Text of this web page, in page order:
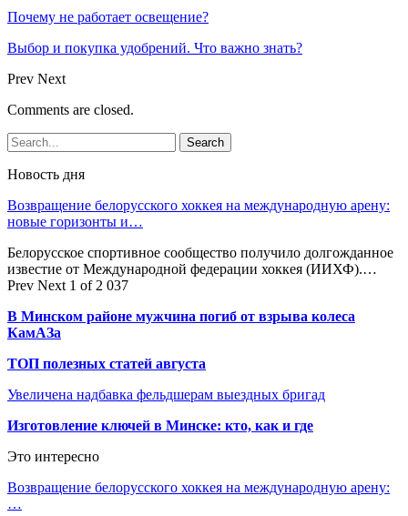
Почему не работает освещение?
Выбор и покупка удобрений. Что важно знать?
Prev Next
Comments are closed.
Новость дня
Возвращение белорусского хоккея на международную арену:
новые горизонты и…
Белорусское спортивное сообщество получило долгожданное
известие от Международной федерации хоккея (ИИХФ).…
Prev Next 1 of 2 037
В Минском районе мужчина погиб от взрыва колеса
КамАЗа
ТОП полезных статей августа
Увеличена надбавка фельдшерам выездных бригад
Изготовление ключей в Минске: кто, как и где
Это интересно
Возвращение белорусского хоккея на международную арену:
…